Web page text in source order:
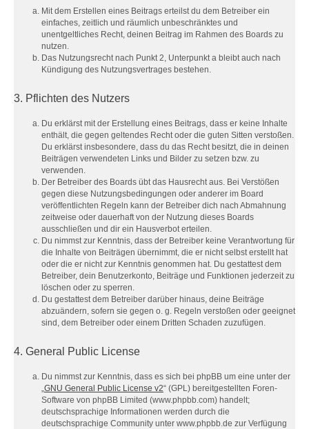
Mit dem Erstellen eines Beitrags erteilst du dem Betreiber ein
einfaches, zeitlich und räumlich unbeschränktes und
unentgeltliches Recht, deinen Beitrag im Rahmen des Boards zu
nutzen.
Das Nutzungsrecht nach Punkt 2, Unterpunkt a bleibt auch nach
Kündigung des Nutzungsvertrages bestehen.
3. Pflichten des Nutzers
Du erklärst mit der Erstellung eines Beitrags, dass er keine Inhalte
enthält, die gegen geltendes Recht oder die guten Sitten verstoßen.
Du erklärst insbesondere, dass du das Recht besitzt, die in deinen
Beiträgen verwendeten Links und Bilder zu setzen bzw. zu
verwenden.
Der Betreiber des Boards übt das Hausrecht aus. Bei Verstößen
gegen diese Nutzungsbedingungen oder anderer im Board
veröffentlichten Regeln kann der Betreiber dich nach Abmahnung
zeitweise oder dauerhaft von der Nutzung dieses Boards
ausschließen und dir ein Hausverbot erteilen.
Du nimmst zur Kenntnis, dass der Betreiber keine Verantwortung für
die Inhalte von Beiträgen übernimmt, die er nicht selbst erstellt hat
oder die er nicht zur Kenntnis genommen hat. Du gestattest dem
Betreiber, dein Benutzerkonto, Beiträge und Funktionen jederzeit zu
löschen oder zu sperren.
Du gestattest dem Betreiber darüber hinaus, deine Beiträge
abzuändern, sofern sie gegen o. g. Regeln verstoßen oder geeignet
sind, dem Betreiber oder einem Dritten Schaden zuzufügen.
4. General Public License
Du nimmst zur Kenntnis, dass es sich bei phpBB um eine unter der
„GNU General Public License v2“ (GPL) bereitgestellten Foren-
Software von phpBB Limited (www.phpbb.com) handelt;
deutschsprachige Informationen werden durch die
deutschsprachige Community unter www.phpbb.de zur Verfügung